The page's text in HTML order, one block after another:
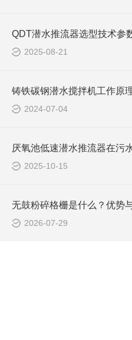
2025-08-21
2024-07-04
2025-10-15
2026-07-29